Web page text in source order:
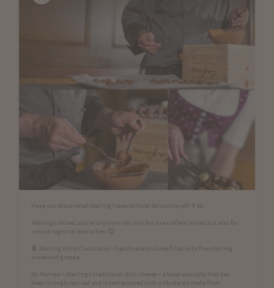
Have you discovered Marling’s special local delicacies yet?🍷🧀
Marling’s WineCulture is known not only for its excellent wines, but also for
unique regional specialties. 😍
🍫 Marling Wine Chocolates – handmade pralines filled with fine Marling
wines and grappa.
🧀 Marnea – Marling’s traditional stick cheese – a local specialty that has
been lovingly revived and is best enjoyed with a Mostarda made from